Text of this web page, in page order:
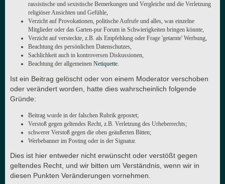
rassistische und sexistische Bemerkungen und Vergleiche und die Verletzung
religiöser Ansichten und Gefühle,
Verzicht auf Provokationen, politische Aufrufe und alles, was einzelne
Mitglieder oder das Garten-pur Forum in Schwierigkeiten bringen könnte,
Verzicht auf versteckte, z.B. als Empfehlung oder Frage 'getarnte' Werbung,
Beachtung des persönlichen Datenschutzes,
Sachlichkeit auch in kontroversen Diskussionen,
Beachtung der allgemeinen Netiquette.
Ist ein Beitrag gelöscht oder von einem Moderator verschoben
oder verändert worden, hatte dies wahrscheinlich folgende
Gründe:
Beitrag wurde in der falschen Rubrik gepostet;
Verstoß gegen geltendes Recht, z.B. Verletzung des Urheberrechts;
schwerer Verstoß gegen die oben geäußerten Bitten;
Werbebanner im Posting oder in der Signatur.
Dies ist hier entweder nicht erwünscht oder verstößt gegen
geltendes Recht, und wir bitten um Verständnis, wenn wir in
diesen Punkten Veränderungen vornehmen.